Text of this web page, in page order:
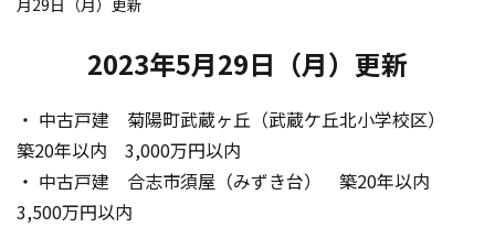
月29日（月）更新
2023年5月29日（月）更新
・ 中古戸建　菊陽町武蔵ヶ丘（武蔵ケ丘北小学校区）
築20年以内　3,000万円以内
・ 中古戸建　合志市須屋（みずき台）　築20年以内
3,500万円以内